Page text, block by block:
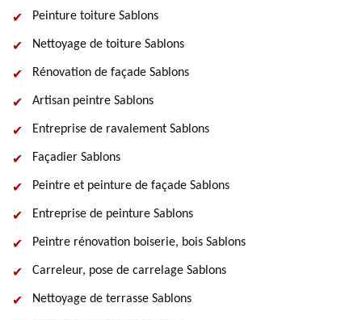
Peinture toiture Sablons
Nettoyage de toiture Sablons
Rénovation de façade Sablons
Artisan peintre Sablons
Entreprise de ravalement Sablons
Façadier Sablons
Peintre et peinture de façade Sablons
Entreprise de peinture Sablons
Peintre rénovation boiserie, bois Sablons
Carreleur, pose de carrelage Sablons
Nettoyage de terrasse Sablons